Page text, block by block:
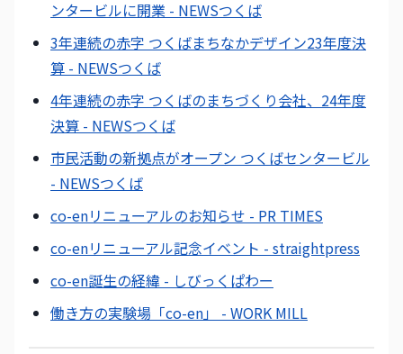
ンタービルに開業 - NEWSつくば
3年連続の赤字 つくばまちなかデザイン23年度決
算 - NEWSつくば
4年連続の赤字 つくばのまちづくり会社、24年度
決算 - NEWSつくば
市民活動の新拠点がオープン つくばセンタービル
- NEWSつくば
co-enリニューアルのお知らせ - PR TIMES
co-enリニューアル記念イベント - straightpress
co-en誕生の経緯 - しびっくぱわー
働き方の実験場「co-en」 - WORK MILL